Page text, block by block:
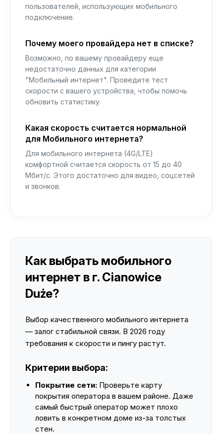
пользователей, использующих мобильного
подключение.
Почему моего провайдера нет в списке?
Возможно, по вашему провайдеру еще
недостаточно данных для категории
"Мобильный интернет". Проведите тест
скорости с вашего устройства, чтобы помочь
обновить статистику.
Какая скорость считается нормальной
для Мобильного интернета?
Для мобильного интернета (4G/LTE)
комфортной считается скорость от 15 до 40
Мбит/с. Этого достаточно для видео, соцсетей
и звонков.
Как выбрать мобильного
интернет в г. Cianowice
Duże?
Выбор качественного мобильного интернета
— залог стабильной связи. В 2026 году
требования к скорости и пингу растут.
Критерии выбора:
Покрытие сети: Проверьте карту
покрытия оператора в вашем районе. Даже
самый быстрый оператор может плохо
ловить в конкретном доме из-за толстых
стен.